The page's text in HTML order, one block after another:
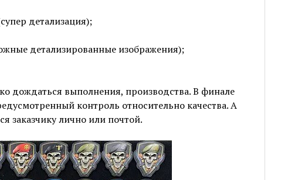
детализация);
детализированные изображения);
дождаться выполнения, производства. В финале
контроль относительно качества. А
заказчику лично или почтой.